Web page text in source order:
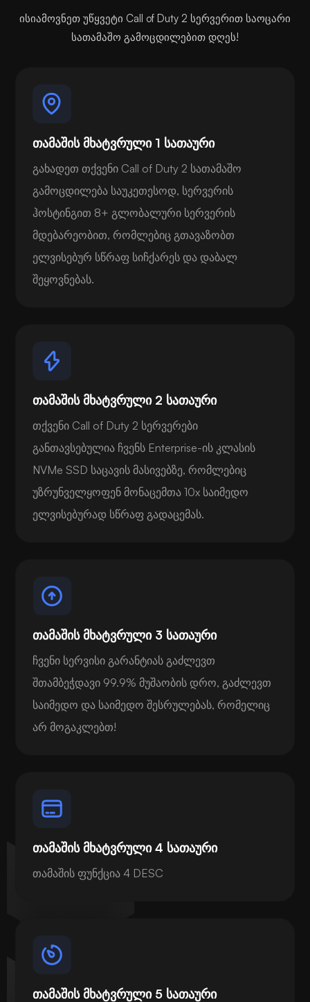
ისიამოვნეთ უწყვეტი Call of Duty 2 სერვერით საოცარი
სათამაშო გამოცდილებით დღეს!
თამაშის მხატვრული 1 სათაური
გახადეთ თქვენი Call of Duty 2 სათამაშო
გამოცდილება საუკეთესოდ, სერვერის
ჰოსტინგით 8+ გლობალური სერვერის
მდებარეობით, რომლებიც გთავაზობთ
ელვისებურ სწრაფ სიჩქარეს და დაბალ
შეყოვნებას.
თამაშის მხატვრული 2 სათაური
თქვენი Call of Duty 2 სერვერები
განთავსებულია ჩვენს Enterprise-ის კლასის
NVMe SSD საცავის მასივებზე, რომლებიც
უზრუნველყოფენ მონაცემთა 10x საიმედო
ელვისებურად სწრაფ გადაცემას.
თამაშის მხატვრული 3 სათაური
ჩვენი სერვისი გარანტიას გაძლევთ
შთამბეჭდავი 99.9% მუშაობის დრო, გაძლევთ
საიმედო და საიმედო შესრულებას, რომელიც
არ მოგაკლებთ!
თამაშის მხატვრული 4 სათაური
თამაშის ფუნქცია 4 DESC
თამაშის მხატვრული 5 სათაური